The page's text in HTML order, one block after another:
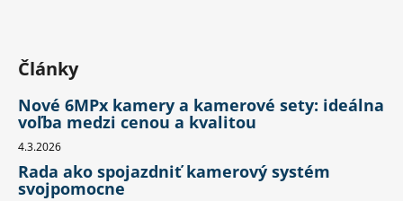
Články
Nové 6MPx kamery a kamerové sety: ideálna
voľba medzi cenou a kvalitou
4.3.2026
Rada ako spojazdniť kamerový systém
svojpomocne